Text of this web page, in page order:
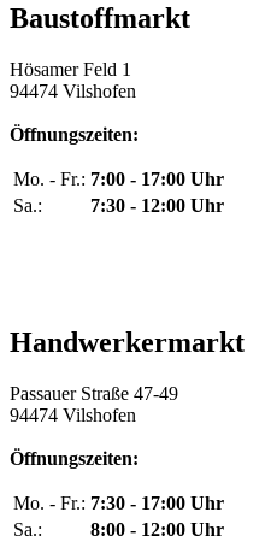
Baustoffmarkt
Hösamer Feld 1
94474 Vilshofen
Öffnungszeiten:
Mo. - Fr.: 7:00 - 17:00 Uhr
Sa.:
7:30 - 12:00 Uhr
Handwerkermarkt
Passauer Straße 47-49
94474 Vilshofen
Öffnungszeiten:
Mo. - Fr.: 7:30 - 17:00 Uhr
Sa.:
8:00 - 12:00 Uhr